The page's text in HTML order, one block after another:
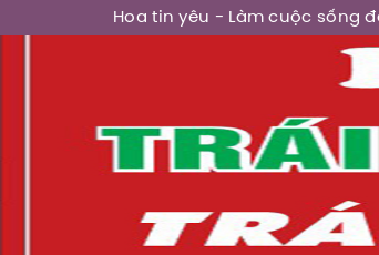
Hoa tin yêu - Làm cuộc sống